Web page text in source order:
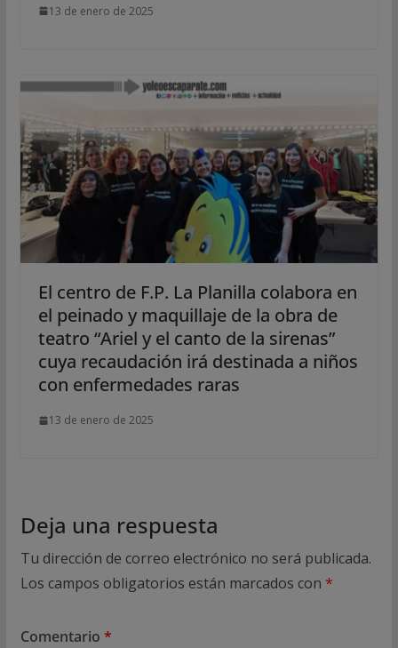
13 de enero de 2025
El centro de F.P. La Planilla colabora en
el peinado y maquillaje de la obra de
teatro “Ariel y el canto de la sirenas”
cuya recaudación irá destinada a niños
con enfermedades raras
13 de enero de 2025
Deja una respuesta
Tu dirección de correo electrónico no será publicada.
Los campos obligatorios están marcados con *
Comentario *